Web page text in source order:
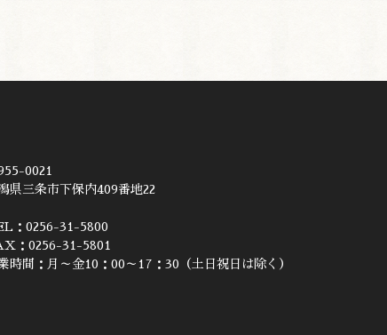
0021
県三条市下保内409番地22
：0256-31-5800
：0256-31-5801
時間：月～金10：00～17：30（土日祝日は除く）